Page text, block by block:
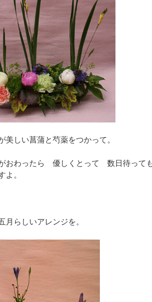
美しい菖蒲と芍薬をつかって。
おわったら 優しくとって 数日待って
よ。
月らしいアレンジを。